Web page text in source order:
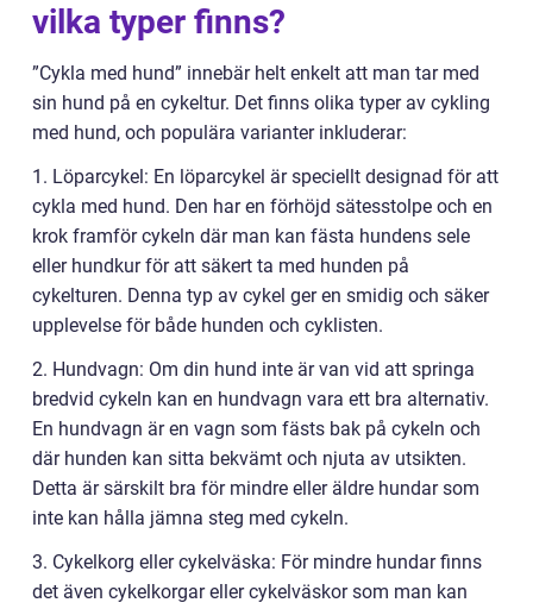
vilka typer finns?
”Cykla med hund” innebär helt enkelt att man tar med
sin hund på en cykeltur. Det finns olika typer av cykling
med hund, och populära varianter inkluderar:
1. Löparcykel: En löparcykel är speciellt designad för att
cykla med hund. Den har en förhöjd sätesstolpe och en
krok framför cykeln där man kan fästa hundens sele
eller hundkur för att säkert ta med hunden på
cykelturen. Denna typ av cykel ger en smidig och säker
upplevelse för både hunden och cyklisten.
2. Hundvagn: Om din hund inte är van vid att springa
bredvid cykeln kan en hundvagn vara ett bra alternativ.
En hundvagn är en vagn som fästs bak på cykeln och
där hunden kan sitta bekvämt och njuta av utsikten.
Detta är särskilt bra för mindre eller äldre hundar som
inte kan hålla jämna steg med cykeln.
3. Cykelkorg eller cykelväska: För mindre hundar finns
det även cykelkorgar eller cykelväskor som man kan